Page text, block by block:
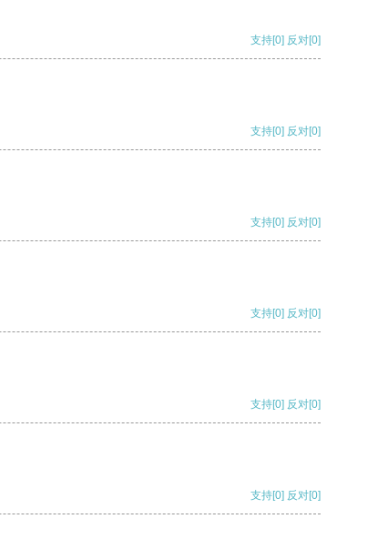
支持[0] 反对[0]
支持[0] 反对[0]
支持[0] 反对[0]
支持[0] 反对[0]
支持[0] 反对[0]
支持[0] 反对[0]